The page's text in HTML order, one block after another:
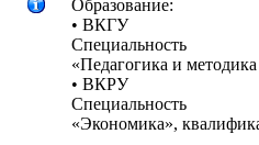
Образование:
• ВКГУ
Специальность
«Педагогика и
• ВКРУ
Специальность
«Экономика»,